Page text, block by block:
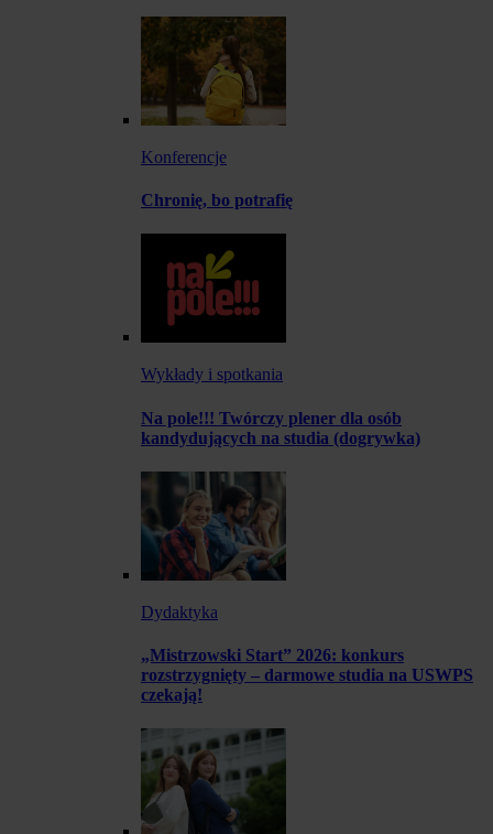
Konferencje
Chronię, bo potrafię
Wykłady i spotkania
Na pole!!! Twórczy plener dla osób
kandydujących na studia (dogrywka)
Dydaktyka
„Mistrzowski Start” 2026: konkurs
rozstrzygnięty – darmowe studia na USWPS
czekają!